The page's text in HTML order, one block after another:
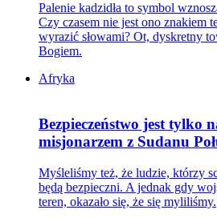
Palenie kadzidła to symbol
Czy czasem nie jest ono znakiem
wyrazić słowami? Ot, dyskretny
Bogiem.
Afryka
Bezpieczeństwo jest tylko
misjonarzem z Sudanu
Myśleliśmy też, że ludzie, którzy
będą bezpieczni. A jednak gdy
teren, okazało się, że się myliliśmy.